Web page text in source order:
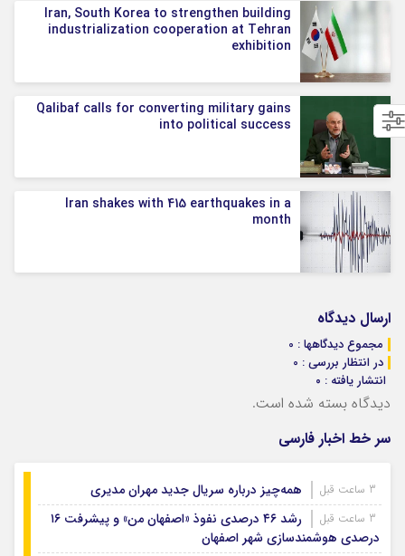
Iran, South Korea to strengthen building
industrialization cooperation at Tehran
exhibition
Qalibaf calls for converting military gains
into political success
Iran shakes with 415 earthquakes in a
month
ارسال دیدگاه
مجموع دیدگاهها : 0
در انتظار بررسی : 0
انتشار یافته : ۰
دیدگاه بسته شده است.
سر خط اخبار فارسی
همه‌چیز درباره سریال جدید مهران مدیری
رشد ۴۶ درصدی نفوذ «اصفهان من» و پیشرفت ۱۶
درصدی هوشمندسازی شهر اصفهان